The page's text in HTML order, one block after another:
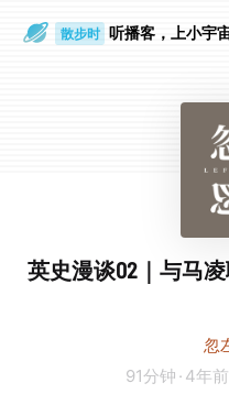
散步时 听播客，上小宇
英史漫谈02｜与马
忽
91分钟 · 4年前